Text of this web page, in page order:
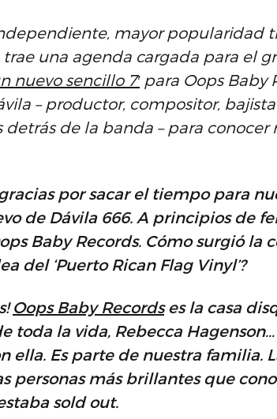
mayor popularidad
trae una agenda cargada para el
nuevo sencillo 7′para Oops Baby
– productor, compositor,
detrás de la banda – para
gracias por sacar el tiempo para
de Dávila 666. A principios de
Baby Records. Cómo surgió la
del ‘Puerto Rican Flag Vinyl’?
Oops Baby Recordses la casa
toda la vida, Rebecca Hagenson…
ella. Es parte de nuestra familia.
personas más brillantes que
sold out.